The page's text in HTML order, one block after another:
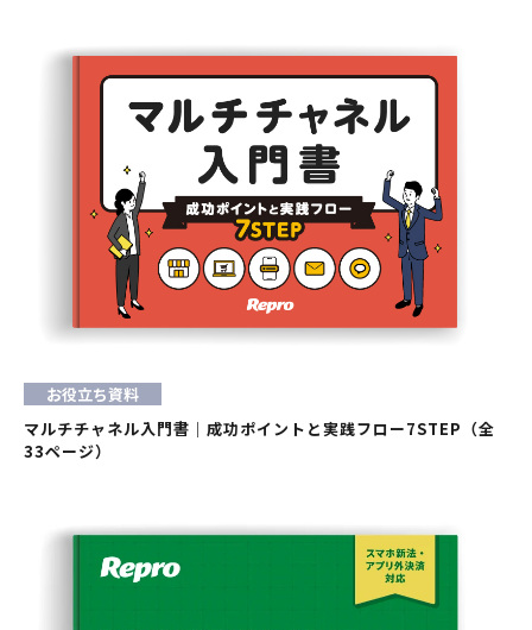
お役立ち資料
マルチチャネル入門書｜成功ポイントと実践フロー7STEP（全
33ページ）